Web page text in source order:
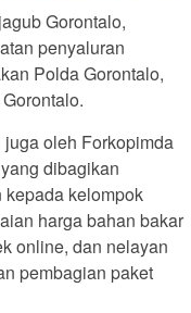
Gorontalo,
penyaluran
Polda Gorontalo,
oleh Forkopimda
dibagikan
kelompok
harga bahan bakar
online, dan nelayan
pembagian paket